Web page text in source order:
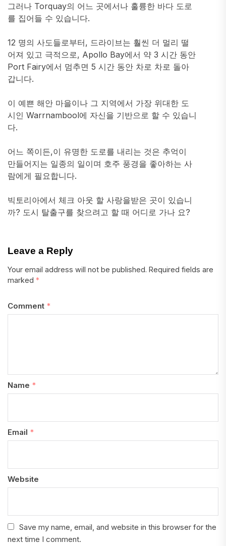
그러나 Torquay의 어느 곳에서나 훌륭한 바다 도로
를 집어들 수 있습니다.
12 명의 사도들로부터, 드라이브는 훨씬 더 멀리 떨
어져 있고 극적으로, Apollo Bay에서 약 3 시간 동안
Port Fairy에서 멈추면 5 시간 동안 차로 차로 돌아
갑니다.
이 예쁜 해안 마을이나 그 지역에서 가장 위대한 도
시인 Warrnambool에 자신을 기반으로 할 수 있습니
다.
어느 쪽이든,이 유명한 도로를 내리는 것은 추억이
만들어지는 일종의 일이며 호주 풍경을 좋아하는 사
람에게 필요합니다.
빅토리아에서 체크 아웃 할 사랑을받은 곳이 있습니
까? 도시 탈출구를 찾으려고 할 때 어디로 가나 요?
Leave a Reply
Your email address will not be published. Required fields are
marked *
Comment *
Name *
Email *
Website
Save my name, email, and website in this browser for the
next time I comment.